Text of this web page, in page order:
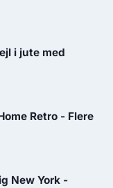
i jute med
Retro - Flere
New York -